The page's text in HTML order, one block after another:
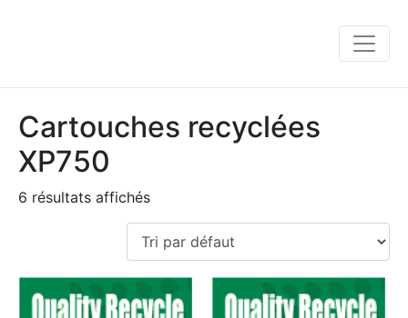
Cartouches recyclées
XP750
6 résultats affichés